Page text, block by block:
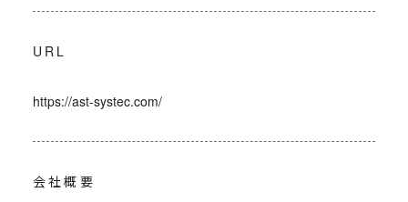
URL
https://ast-systec.com/
会社概要